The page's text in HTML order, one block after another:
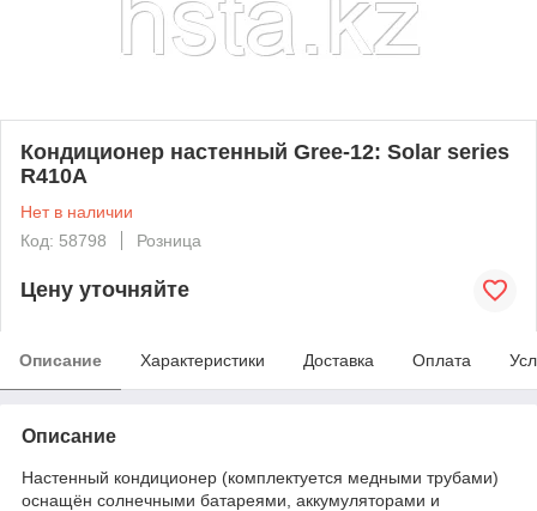
Кондиционер настенный Gree-12: Solar series
R410A
Нет в наличии
Код: 58798
Розница
Цену уточняйте
Описание Характеристики Доставка Оплата
Описание
Настенный кондиционер (комплектуется медными трубами)
оснащён солнечными батареями, аккумуляторами и